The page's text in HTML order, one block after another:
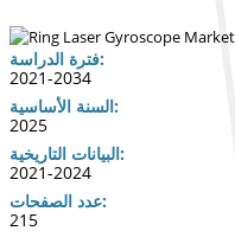
فترة الدراسة:
2021-2034
السنة الأساسية:
2025
البيانات التاريخية:
2021-2024
عدد الصفحات:
215